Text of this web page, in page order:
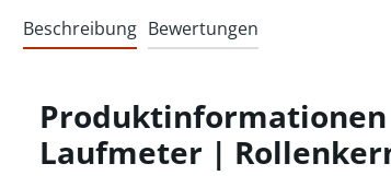
Beschreibung Bewertungen
Produktinformationen
Laufmeter |